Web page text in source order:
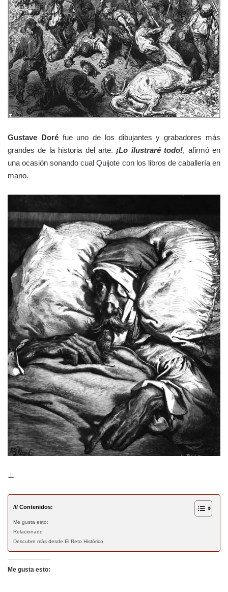
Gustave Doréfue uno de los dibujantes y grabadores más
grandes de la historia del arte. ¡Lo ilustraré todo!, afirmó en
una ocasión sonando cual Quijote con los libros de caballería en
mano.
⊥
/// Contenidos:
Me gusta esto:
Relacionado
Descubre más desde El Reto Histórico
Me gusta esto: